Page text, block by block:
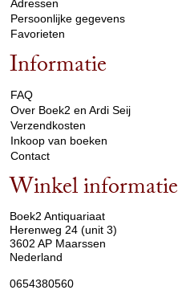
Adressen
Persoonlijke gegevens
Favorieten
Informatie
FAQ
Over Boek2 en Ardi Seij
Verzendkosten
Inkoop van boeken
Contact
Winkel informatie
Boek2 Antiquariaat
Herenweg 24 (unit 3)
3602 AP Maarssen
Nederland
0654380560